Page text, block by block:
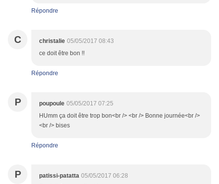
Répondre
C christalie 05/05/2017 08:43
ce doit être bon !!
Répondre
P poupoule 05/05/2017 07:25
HUmm ça doit être trop bon<br /> <br /> Bonne journée<br />
<br /> bises
Répondre
P patissi-patatta 05/05/2017 06:28